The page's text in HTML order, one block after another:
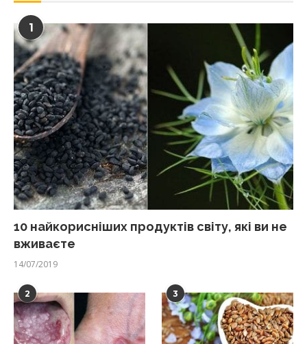
1
10 найкорисніших продуктів світу, які ви не
вживаєте
14/07/2019
2 3